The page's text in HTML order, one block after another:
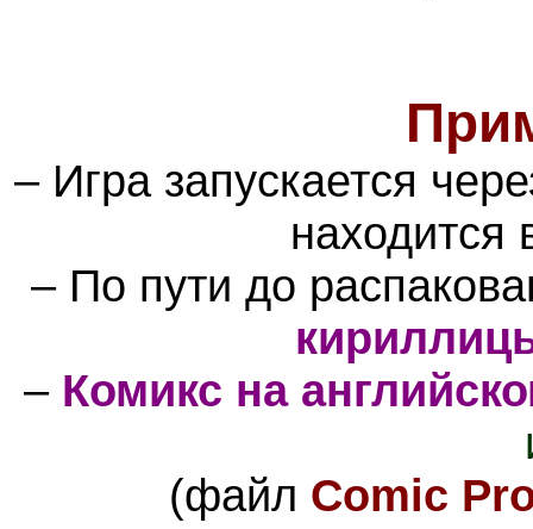
– Игра запускается
находится
– По пути до
– Комикс на
(файл Comic